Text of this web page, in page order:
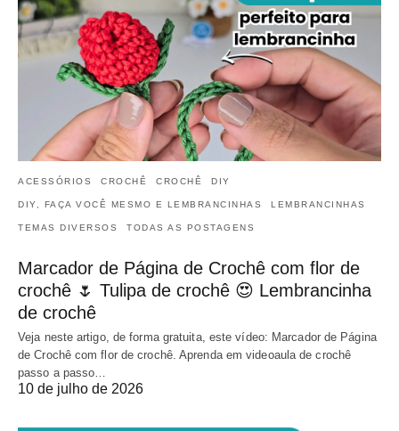
ACESSÓRIOS CROCHÊ CROCHÊ DIY
DIY, FAÇA VOCÊ MESMO E LEMBRANCINHAS LEMBRANCINHAS
TEMAS DIVERSOS TODAS AS POSTAGENS
Marcador de Página de Crochê com flor de
crochê 🌷 Tulipa de crochê 😍 Lembrancinha
de crochê
Veja neste artigo, de forma gratuita, este vídeo: Marcador de Página
de Crochê com flor de crochê. Aprenda em videoaula de crochê
passo a passo…
10 de julho de 2026